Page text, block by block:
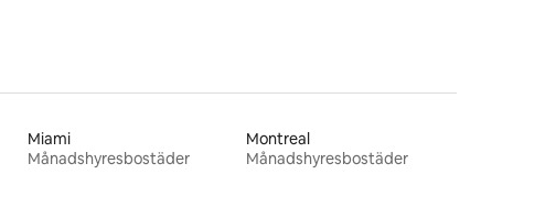
Miami
Månadshyresbostäder
Montreal
Månadshyresbostäder